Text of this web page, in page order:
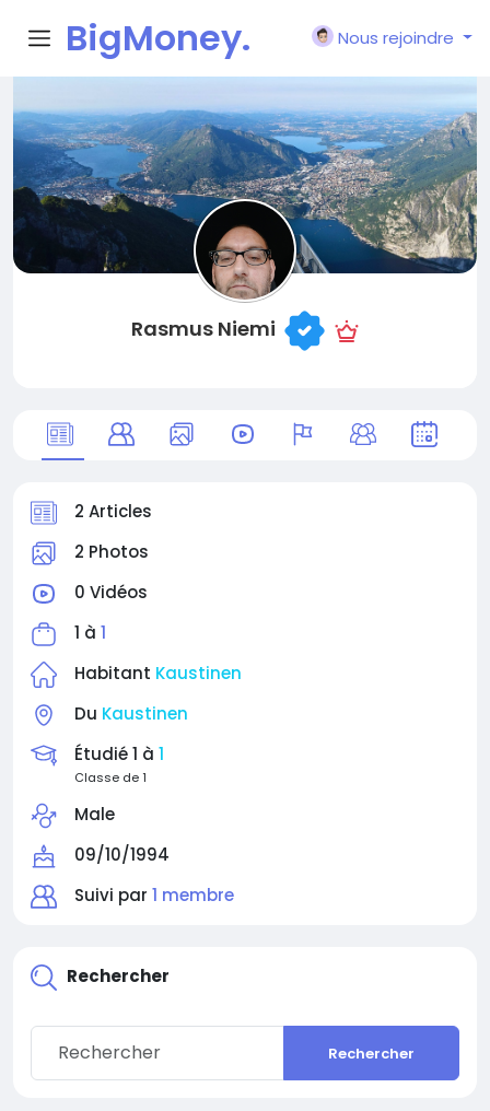
BigMoney.
VIP
Nous rejoindre
Rasmus Niemi
2 Articles
2 Photos
0 Vidéos
1 à 1
Habitant Kaustinen
Du Kaustinen
Étudié 1 à 1
Classe de 1
Male
09/10/1994
Suivi par 1 membre
Rechercher
Rechercher